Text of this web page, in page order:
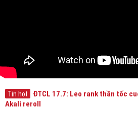
Tin hot
ĐTCL 17.7: Leo rank thần tốc
Akali reroll